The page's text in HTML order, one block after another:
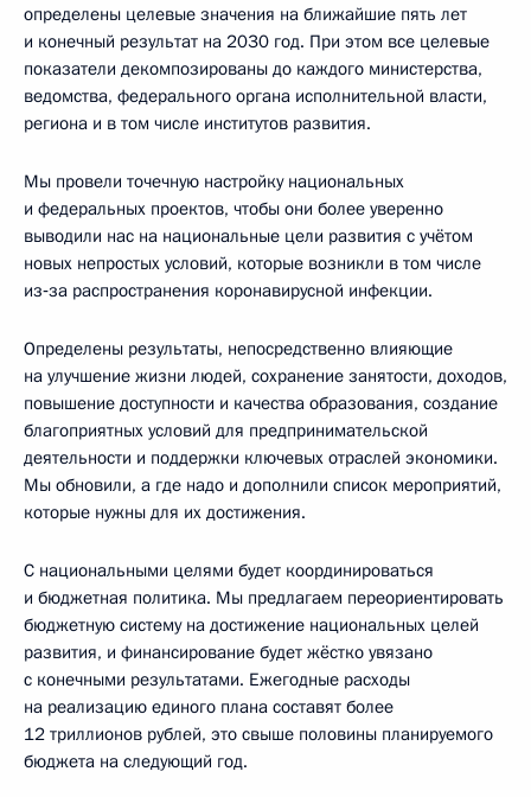
определены целевые значения на ближайшие пять лет
и конечный результат на 2030 год. При этом все целевые
показатели декомпозированы до каждого министерства,
ведомства, федерального органа исполнительной власти,
региона и в том числе институтов развития.
Мы провели точечную настройку национальных
и федеральных проектов, чтобы они более уверенно
выводили нас на национальные цели развития с учётом
новых непростых условий, которые возникли в том числе
из‑за распространения коронавирусной инфекции.
Определены результаты, непосредственно влияющие
на улучшение жизни людей, сохранение занятости, доходов,
повышение доступности и качества образования, создание
благоприятных условий для предпринимательской
деятельности и поддержки ключевых отраслей экономики.
Мы обновили, а где надо и дополнили список мероприятий,
которые нужны для их достижения.
С национальными целями будет координироваться
и бюджетная политика. Мы предлагаем переориентировать
бюджетную систему на достижение национальных целей
развития, и финансирование будет жёстко увязано
с конечными результатами. Ежегодные расходы
на реализацию единого плана составят более
12 триллионов рублей, это свыше половины планируемого
бюджета на следующий год.